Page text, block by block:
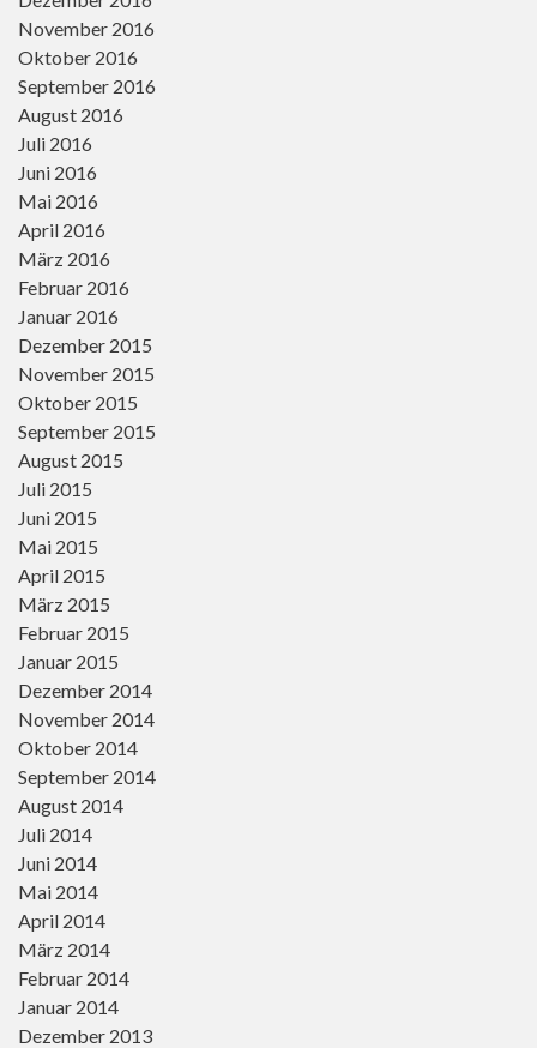
November 2016
Oktober 2016
September 2016
August 2016
Juli 2016
Juni 2016
Mai 2016
April 2016
März 2016
Februar 2016
Januar 2016
Dezember 2015
November 2015
Oktober 2015
September 2015
August 2015
Juli 2015
Juni 2015
Mai 2015
April 2015
März 2015
Februar 2015
Januar 2015
Dezember 2014
November 2014
Oktober 2014
September 2014
August 2014
Juli 2014
Juni 2014
Mai 2014
April 2014
März 2014
Februar 2014
Januar 2014
Dezember 2013